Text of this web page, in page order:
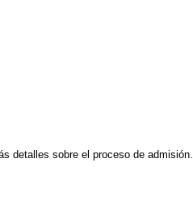
detalles sobre el proceso de admisión.